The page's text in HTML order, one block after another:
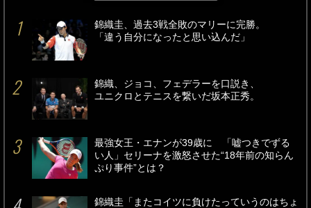
錦織圭、過去3戦全敗のマリーに完勝。
「違う自分になったと思い込んだ」
錦織、ジョコ、フェデラーを口説き、
ユニクロとテニスを繋いだ坂本正秀。
最強女王・エナンが39歳に 「嘘つきでずる
い人」セリーナを激怒させた“18年前の知らん
ぷり事件”とは？
錦織圭「またコイツに負けたっていうのはちょ